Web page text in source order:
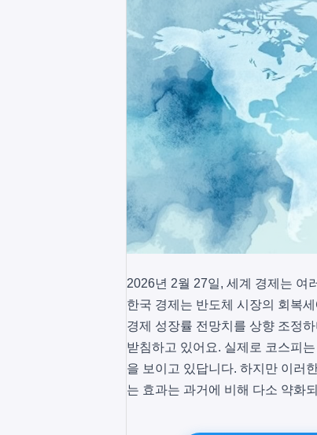
2026년 2월 27일, 세계 경제는 여
한국 경제는 반도체 시장의 회복
경제 성장률 전망치를 상향 조정
받침하고 있어요. 실제로 코스피
을 보이고 있답니다. 하지만 이러
는 효과는 과거에 비해 다소 약화